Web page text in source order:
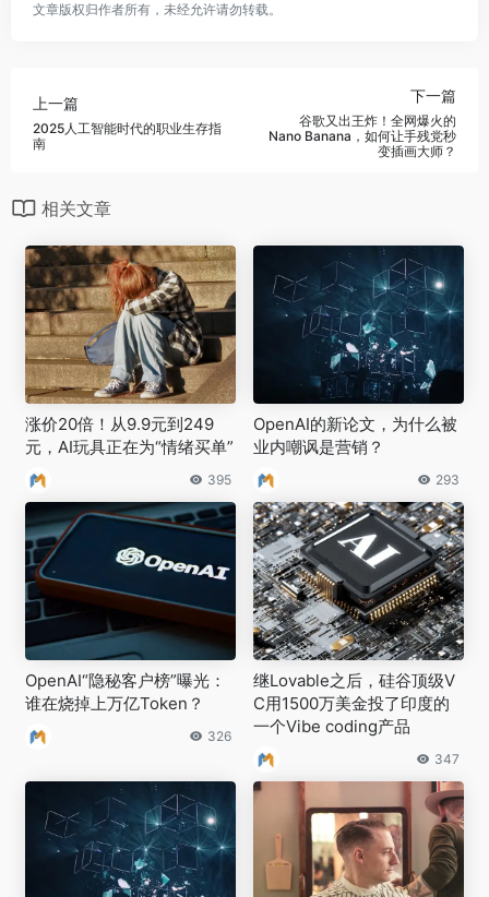
文章版权归作者所有，未经允许请勿转载。
上一篇
2025人工智能时代的职业生存指
南
下一篇
谷歌又出王炸！全网爆火的
Nano Banana，如何让手残党秒
变插画大师？
相关文章
涨价20倍！从9.9元到249
元，AI玩具正在为“情绪买单”
395
OpenAI的新论文，为什么被
业内嘲讽是营销？
293
OpenAI“隐秘客户榜”曝光：
谁在烧掉上万亿Token？
326
继Lovable之后，硅谷顶级V
C用1500万美金投了印度的
一个Vibe coding产品
347